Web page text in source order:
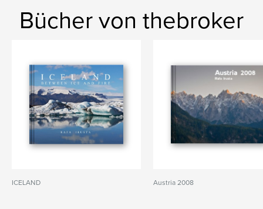
Bücher von thebroker
ICELAND Austria 2008